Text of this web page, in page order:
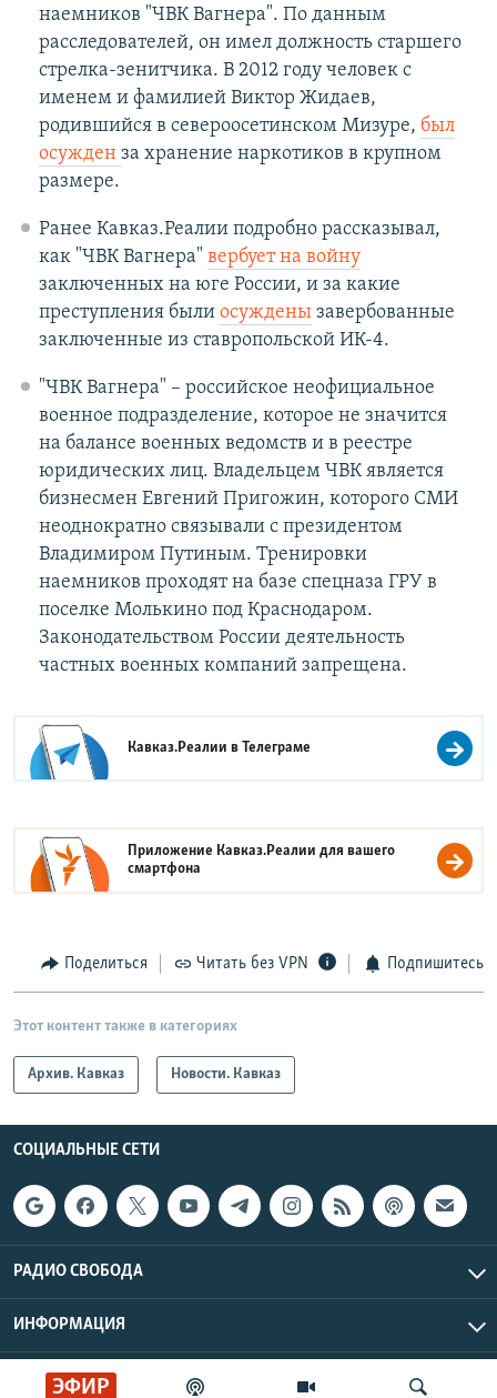
ЭФИР
наемников "ЧВК Вагнера". По данным
расследователей, он имел должность старшего
стрелка-зенитчика. В 2012 году человек с
именем и фамилией Виктор Жидаев,
родившийся в североосетинском Мизуре, был
осужден за хранение наркотиков в крупном
размере.
Ранее Кавказ.Реалии подробно рассказывал,
как "ЧВК Вагнера" вербует на войну
заключенных на юге России, и за какие
преступления были осужденызавербованные
заключенные из ставропольской ИК-4.
"ЧВК Вагнера" – российское неофициальное
военное подразделение, которое не значится
на балансе военных ведомств и в реестре
юридических лиц. Владельцем ЧВК является
бизнесмен Евгений Пригожин, которого СМИ
неоднократно связывали с президентом
Владимиром Путиным. Тренировки
наемников проходят на базе спецназа ГРУ в
поселке Молькино под Краснодаром.
Законодательством России деятельность
частных военных компаний запрещена.
Кавказ.Реалии вТелеграме
Приложение Кавказ.Реалии для вашего
смартфона
Поделиться Читать без VPN Подпишитесь
Этот контент также в категориях
Архив. Кавказ Новости. Кавказ
СОЦИАЛЬНЫЕ СЕТИ
РАДИО СВОБОДА
ИНФОРМАЦИЯ
Радио Свобода © 2026 RFE/RL, Inc. | Все права защищены.